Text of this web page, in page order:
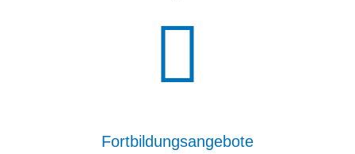
Fortbildungsangebote